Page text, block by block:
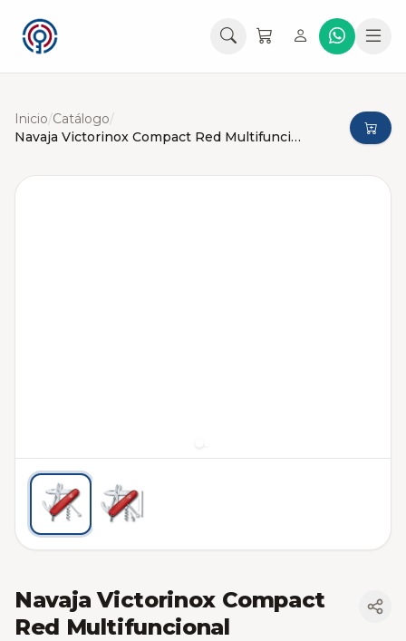
Inicio/Catálogo/
Navaja Victorinox Compact Red Multifuncional
Navaja Victorinox Compact
Red Multifuncional